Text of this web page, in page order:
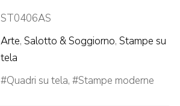
ST0406AS
Arte, Salotto & Soggiorno, Stampe su
tela
Quadri su tela, Stampe moderne